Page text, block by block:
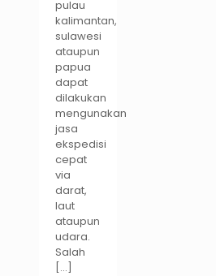
pulau
kalimantan,
sulawesi
ataupun
papua
dapat
dilakukan
mengunakan
jasa
ekspedisi
cepat
via
darat,
laut
ataupun
udara.
Salah
[…]